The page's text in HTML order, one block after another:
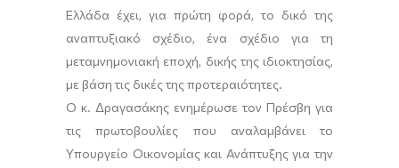
Ελλάδα έχει, για πρώτη φορά, το δικό της
αναπτυξιακό σχέδιο, ένα σχέδιο για τη
μεταμνημονιακή εποχή, δικής της ιδιοκτησίας,
με βάση τις δικές της προτεραιότητες.
Ο κ. Δραγασάκης ενημέρωσε τον Πρέσβη για
τις πρωτοβουλίες που αναλαμβάνει το
Υπουργείο Οικονομίας και Ανάπτυξης για την